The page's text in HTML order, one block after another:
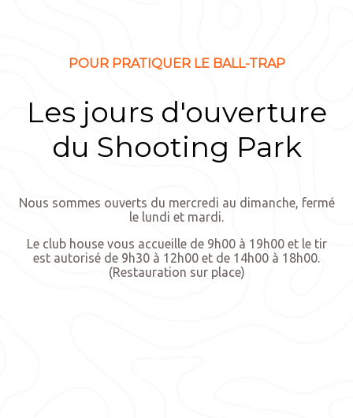
POUR PRATIQUER LE BALL-TRAP
Les jours d'ouverture
du Shooting Park
Nous sommes ouverts du mercredi au dimanche, fermé
le lundi et mardi.
Le club house vous accueille de 9h00 à 19h00 et le tir
est autorisé de 9h30 à 12h00 et de 14h00 à 18h00.
(Restauration sur place)